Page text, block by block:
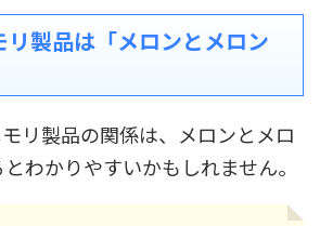
リ製品は「メロンとメロン
リ製品の関係は、メロンとメロ
わかりやすいかもしれません。